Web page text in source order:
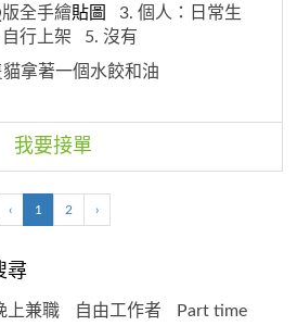
全手繪貼圖
3. 個人：日常生
自行上架
5. 沒有
拿著一個水餃和油
我要接單
‹ 1 2 ›
尋
上兼職 自由工作者 Part time